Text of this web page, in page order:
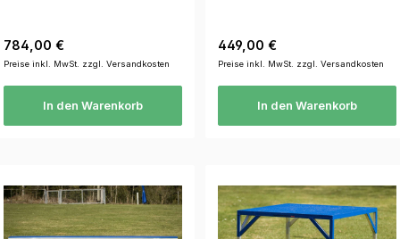
Regulärer Preis:
784,00 €
Preise inkl. MwSt. zzgl. Versandkosten
In den Warenkorb
Regulärer Preis:
449,00 €
Preise inkl. MwSt. zzgl. Versandkosten
In den Warenkorb